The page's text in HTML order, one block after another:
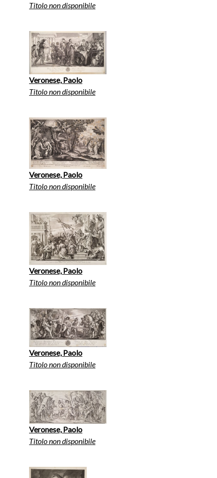
Titolo non disponibile
Veronese, Paolo
Titolo non disponibile
Veronese, Paolo
Titolo non disponibile
Veronese, Paolo
Titolo non disponibile
Veronese, Paolo
Titolo non disponibile
Veronese, Paolo
Titolo non disponibile